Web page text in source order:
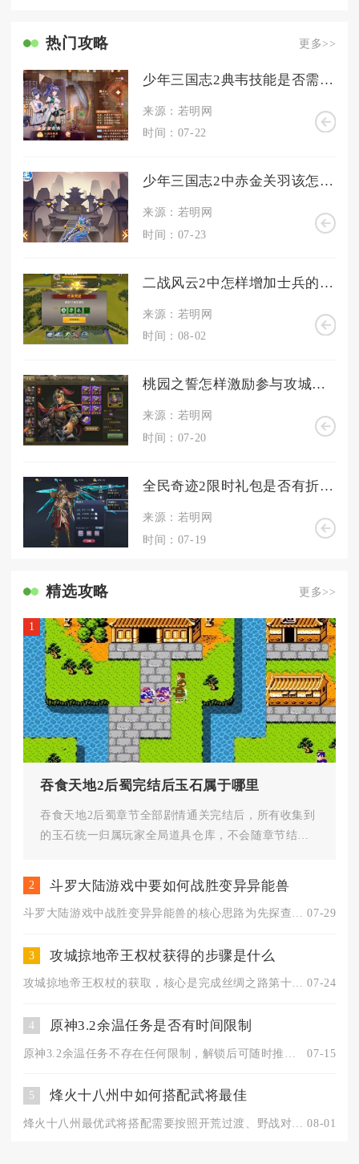
热门攻略 更多>>
少年三国志2典韦技能是否需要适应当前游戏的发展趋势
来源：若明网
时间：07-22
少年三国志2中赤金关羽该怎么获得
来源：若明网
时间：07-23
二战风云2中怎样增加士兵的数量
来源：若明网
时间：08-02
桃园之誓怎样激励参与攻城掠地的人
来源：若明网
时间：07-20
全民奇迹2限时礼包是否有折扣优惠
来源：若明网
时间：07-19
精选攻略 更多>>
1
吞食天地2后蜀完结后玉石属于哪里
吞食天地2后蜀章节全部剧情通关完结后，所有收集到
的玉石统一归属玩家全局道具仓库，不会随章节结算
2 斗罗大陆游戏中要如何战胜变异异能兽
07-29
3 攻城掠地帝王权杖获得的步骤是什么
攻城掠地帝王权杖的获取，核心是完成丝绸之路第十珍宝的完整修复... 07-24
4 原神3.2余温任务是否有时间限制
07-15
5 烽火十八州中如何搭配武将最佳
08-01